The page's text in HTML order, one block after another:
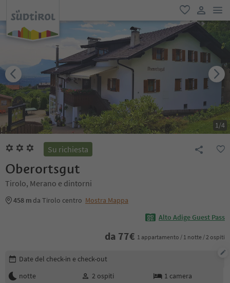
favoriti
user link
1/4
Su richiesta
Oberortsgut
Tirolo, Merano e dintorni
458 m da Tirolo centro Mostra Mappa
Alto Adige Guest Pass
da 77€ 1 appartamento / 1 notte / 2 ospiti
Modifica i dettagli della prenotazione
Date del check-in e check-out
notte
2 ospiti 1 camera